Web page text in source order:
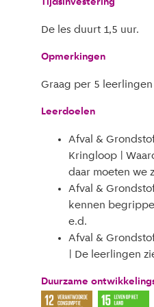
Tijdsinvestering
De les duurt 1,5 uur.
Opmerkingen
Graag per 5
Leerdoelen
Afval &
Kringloop |
daar moeten we
Afval &
kennen
e.d.
Afval &
| De leerlingen
Duurzame